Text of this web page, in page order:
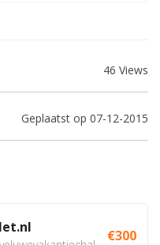
46 Views
Geplaatst op 07-12-2015
€300